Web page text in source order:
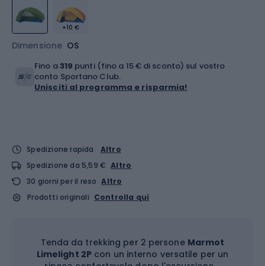
+10 €
Dimensione OS
Fino a319 punti (fino a 15 € di sconto) sul vostro
conto Sportano Club.
Unisciti al programma e risparmia!
Spedizione rapida
Altro
Spedizione da 5,59 € Altro
30 giorni per il reso Altro
Prodotti originali Controlla qui
Tenda da trekking per 2 persone Marmot
Limelight 2P con un interno versatile per un